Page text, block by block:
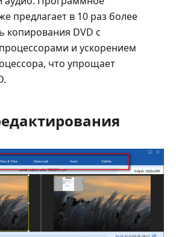
предлагает в 10 раз более
копирования DVD с
и ускорением
что упрощает